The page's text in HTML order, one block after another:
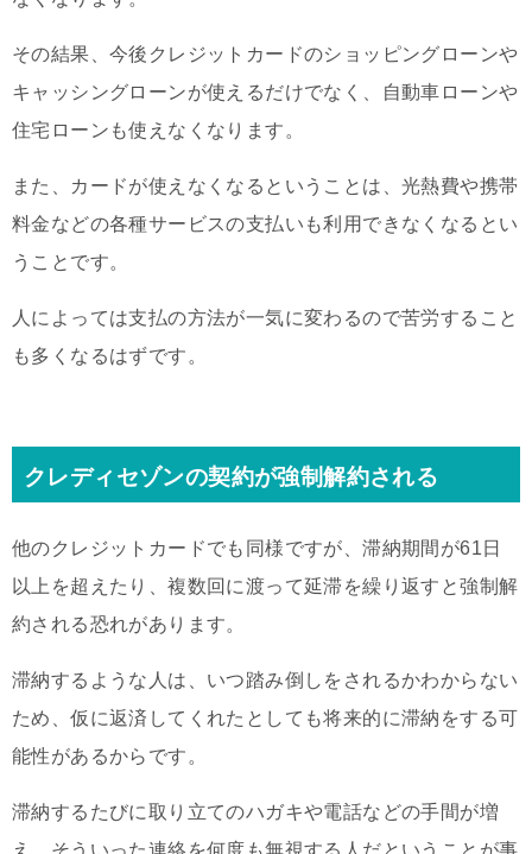
その結果、今後クレジットカードのショッピングローンや
キャッシングローンが使えるだけでなく、自動車ローンや
住宅ローンも使えなくなります。
また、カードが使えなくなるということは、光熱費や携帯
料金などの各種サービスの支払いも利用できなくなるとい
うことです。
人によっては支払の方法が一気に変わるので苦労すること
も多くなるはずです。
クレディセゾンの契約が強制解約される
他のクレジットカードでも同様ですが、滞納期間が61日
以上を超えたり、複数回に渡って延滞を繰り返すと強制解
約される恐れがあります。
滞納するような人は、いつ踏み倒しをされるかわからない
ため、仮に返済してくれたとしても将来的に滞納をする可
能性があるからです。
滞納するたびに取り立てのハガキや電話などの手間が増
え、そういった連絡を何度も無視する人だということが事